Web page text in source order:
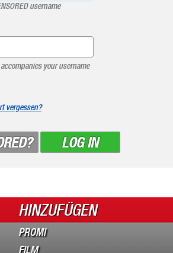
username
your username
vergessen?
LOG IN
HINZUFÜGEN
PROMI
FILM